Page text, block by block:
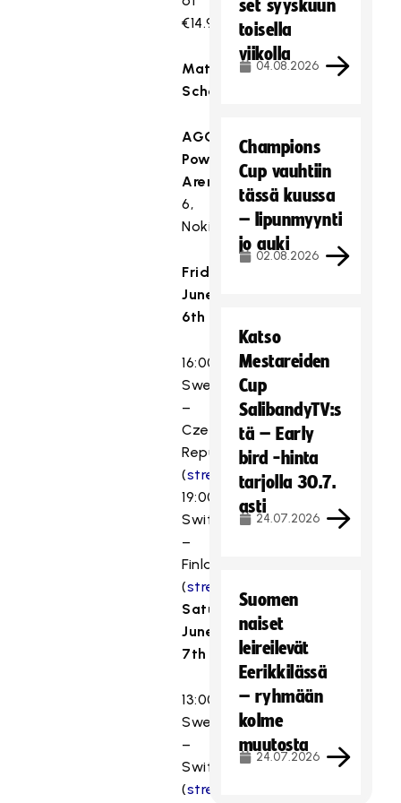
€14.90.
Match
Schedule:
AGCO
Power
Arena
Kankaantaankatu
6,
Nokia
Friday,
June
6th
16:00
Sweden
–
Czech
Republic
(stream )
19:00
Switzerland
–
Finland
(stream
Saturday,
June
7th
13:00
Sweden
–
Switzerland
(stream
set syyskuun
toisella
viikolla
04.08.2026
Champions
Cup vauhtiin
tässä kuussa
– lipunmyynti
jo auki
02.08.2026
Katso
Mestareiden
Cup
SalibandyTV:s
tä – Early
bird -hinta
tarjolla 30.7.
asti
24.07.2026
Suomen
naiset
leireilevät
Eerikkilässä
– ryhmään
kolme
muutosta
24.07.2026